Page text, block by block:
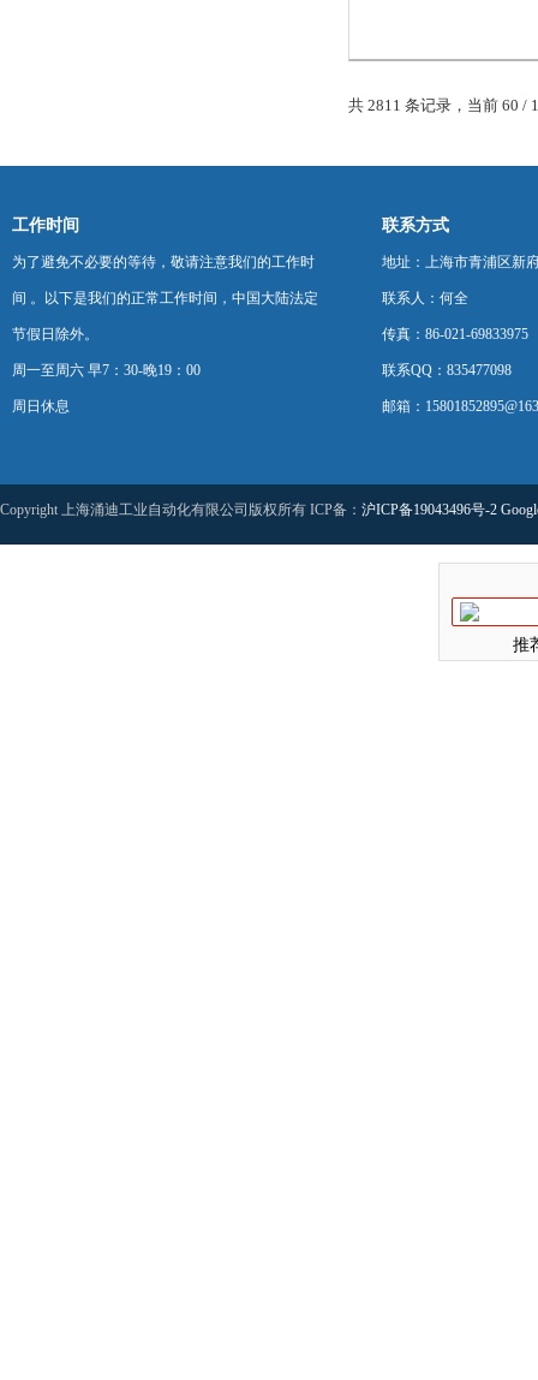
共 2811 条记录，当前 60 /
工作时间
为了避免不必要的等待，敬请注意我们的工作时
间 。以下是我们的正常工作时间，中国大陆法定
节假日除外。
周一至周六 早7：30-晚19：00
周日休息
联系方式
地址：上海市青浦区新
联系人：何全
传真：86-021-69833975
联系QQ：835477098
邮箱：
Copyright 上海涌迪工业自动化有限公司版权所有 ICP备： 沪ICP备19043496号-2
推